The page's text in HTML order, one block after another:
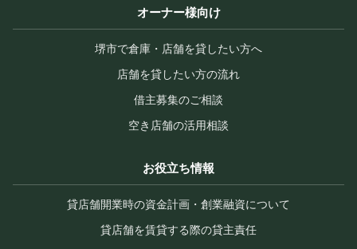
オーナー様向け
堺市で倉庫・店舗を貸したい方へ
店舗を貸したい方の流れ
借主募集のご相談
空き店舗の活用相談
お役立ち情報
貸店舗開業時の資金計画・創業融資について
貸店舗を賃貸する際の貸主責任